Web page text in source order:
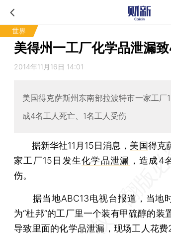
世界
美得州一工厂化学品泄漏
2014年11月16日 14:01
美国得克萨斯州东南部拉波特市一家工厂
成4名工人死亡、1名工人受伤
据新华社11月15日消息， 美国得克
家工厂15日发生化学品泄漏 ，造成4
伤。
据当地ABC13电视台报道，当地
为“杜邦”的工厂里一个装有甲硫醇的装
导致里面的化学品泄漏，现场工人花